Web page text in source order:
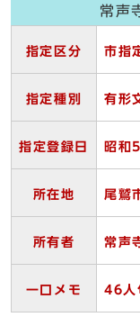
常声
指定区分 市指
指定種別 有形
指定登録日 昭和
所在地 尾鷲
所有者 常声
一口メモ 46人